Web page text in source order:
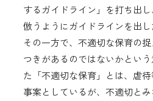
するガイドライン」を打ち出
倣うようにガイドラインを出し
その一方で、不適切な保育の
つきがあるのではないかとい
た「不適切な保育」とは、虐
事案としているが、不適切と